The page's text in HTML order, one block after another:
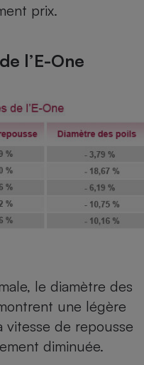
prix.
l’E-One
le diamètre des
une légère
vitesse de repousse
diminuée.